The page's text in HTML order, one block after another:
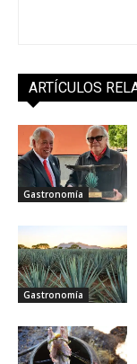
ARTÍCULOS
Gastronomía
Gastronomía